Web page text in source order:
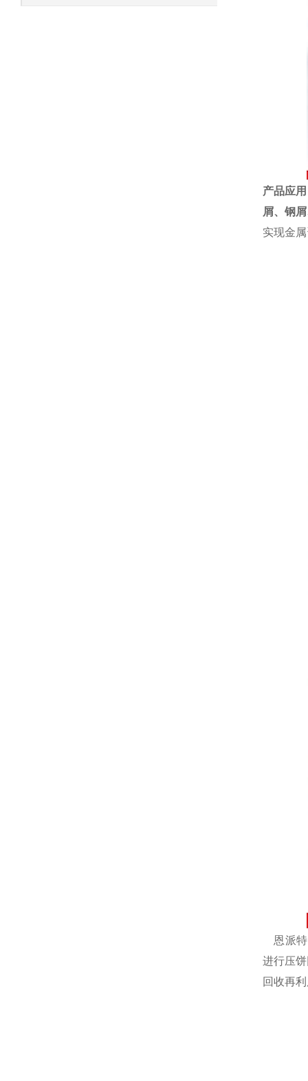
产品应
屑、 钢屑
实现金
恩派特
进行压
回收再